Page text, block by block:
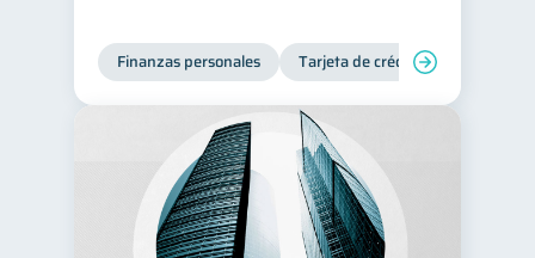
Finanzas personales Tarjeta de crédito